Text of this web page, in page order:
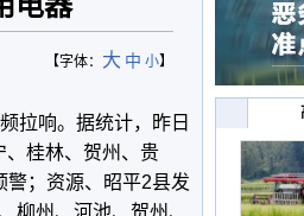
【字体： 大 中 小】
拉响。据统计，昨日
、桂林、贺州、贵
警；资源、昭平2县发
柳州、河池、贺州、